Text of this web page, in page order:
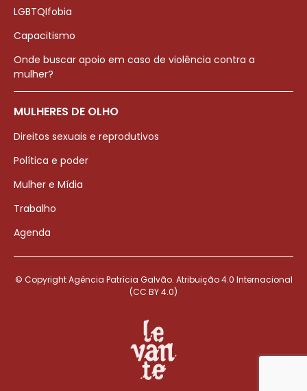
LGBTQIfobia
Capacitismo
Onde buscar apoio em caso de violência contra a
mulher?
MULHERES DE OLHO
Direitos sexuais e reprodutivos
Política e poder
Mulher e Mídia
Trabalho
Agenda
© Copyright Agência Patrícia Galvão. Atribuição 4.0 Internacional
(CC BY 4.0)